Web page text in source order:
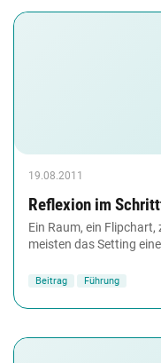
19.08.2011
Reflexion im
Ein Raum, ein
meisten das Setting
Beitrag Führung